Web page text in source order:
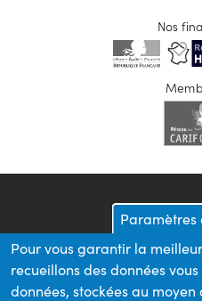
Nos
Pour vous garantir la
recueillons des données
données, stockées au